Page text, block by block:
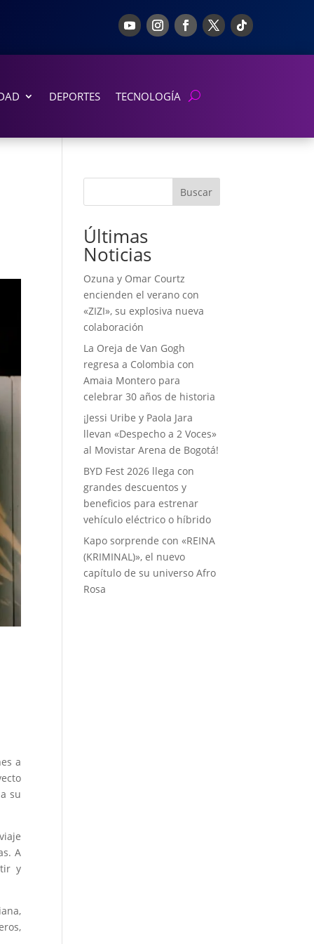
DEPORTES TECNOLOGÍA
a
su
A
y
Buscar
Últimas
Noticias
Ozuna y Omar Courtz
encienden el verano con
«ZIZI», su explosiva nueva
colaboración
La Oreja de Van Gogh
regresa a Colombia con
Amaia Montero para
celebrar 30 años de historia
¡Jessi Uribe y Paola Jara
llevan «Despecho a 2 Voces»
al Movistar Arena de Bogotá!
BYD Fest 2026 llega con
grandes descuentos y
beneficios para estrenar
vehículo eléctrico o híbrido
Kapo sorprende con «REINA
(KRIMINAL)», el nuevo
capítulo de su universo Afro
Rosa